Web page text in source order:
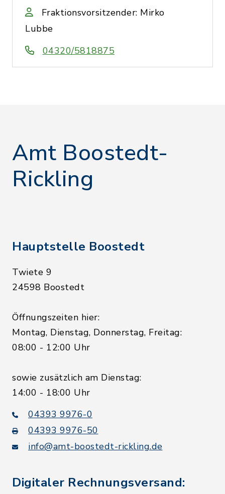
Fraktionsvorsitzender: Mirko
Lubbe
04320/5818875
Amt Boostedt-
Rickling
Hauptstelle Boostedt
Twiete 9
24598 Boostedt
Öffnungszeiten hier:
Montag, Dienstag, Donnerstag, Freitag:
08:00 - 12:00 Uhr
sowie zusätzlich am Dienstag:
14:00 - 18:00 Uhr
04393 9976-0
04393 9976-50
info@amt-boostedt-rickling.de
Digitaler Rechnungsversand: